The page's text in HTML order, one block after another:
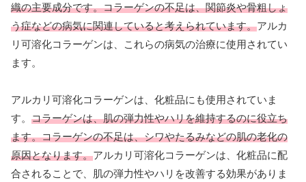
織の主要成分です。コラーゲンの不足は、関節炎や骨粗しょ
う症などの病気に関連していると考えられています。アルカ
リ可溶化コラーゲンは、これらの病気の治療に使用されてい
ます。
アルカリ可溶化コラーゲンは、化粧品にも使用されていま
す。 コラーゲンは、肌の弾力性やハリを維持するのに役立ち
ます。コラーゲンの不足は、シワやたるみなどの肌の老化の
原因となります。アルカリ可溶化コラーゲンは、化粧品に配
合されることで、肌の弾力性やハリを改善する効果がありま